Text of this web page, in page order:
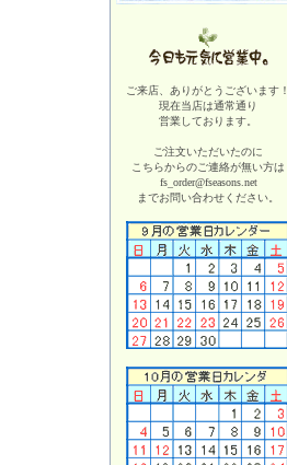
ご来店、ありがとうございます！
現在当店は通常通り
営業しております。
ご注文いただいたのに
こちらからのご連絡が無い方は
fs_order@fseasons.net
までお問い合わせください。